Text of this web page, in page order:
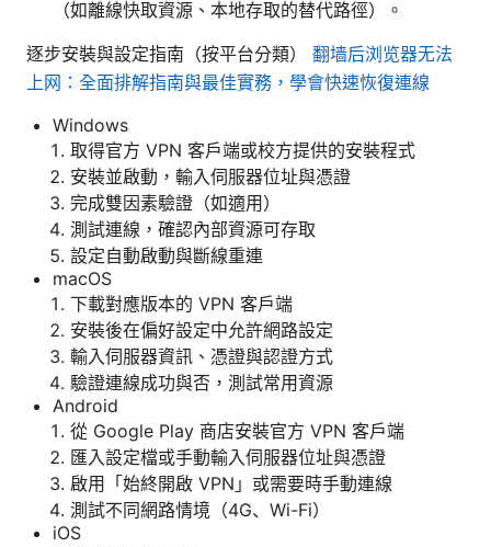
（如離線快取資源、本地存取的替代路徑）。
逐步安裝與設定指南（按平台分類） 翻墙后浏览器无法
上网：全面排解指南與最佳實務，學會快速恢復連線
Windows
取得官方 VPN 客戶端或校方提供的安裝程式
安裝並啟動，輸入伺服器位址與憑證
完成雙因素驗證（如適用）
測試連線，確認內部資源可存取
設定自動啟動與斷線重連
macOS
下載對應版本的 VPN 客戶端
安裝後在偏好設定中允許網路設定
輸入伺服器資訊、憑證與認證方式
驗證連線成功與否，測試常用資源
Android
從 Google Play 商店安裝官方 VPN 客戶端
匯入設定檔或手動輸入伺服器位址與憑證
啟用「始終開啟 VPN」或需要時手動連線
測試不同網路情境（4G、Wi-Fi）
iOS